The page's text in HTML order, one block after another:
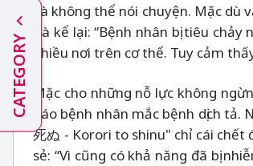
và không thể nói chuyện. Mặc dù
Bà kể lại: “Bệnh nhân bị tiêu
nhiều nơi trên cơ thể. Tuy cảm
Mặc cho những nỗ lực không
báo bệnh nhân mắc bệnh dịch
死ぬ - Korori to shinu" chỉ cái
sẻ: “Vì cũng có khả năng đã bị
CATEGORY